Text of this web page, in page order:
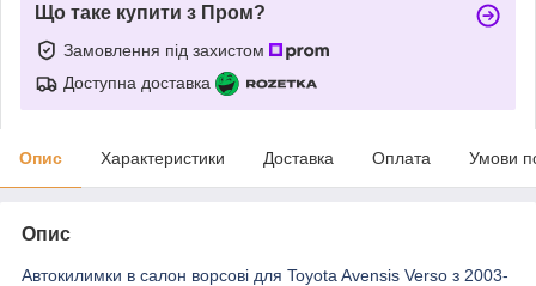
Що таке купити з Пром?
Замовлення під захистом
Доступна доставка
Опис Характеристики Доставка Оплата Умови
Опис
Автокилимки в салон ворсові для Toyota Avensis Verso з 2003-